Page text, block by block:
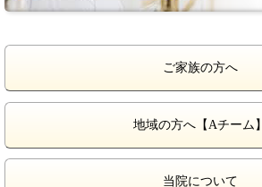
ご家族の方へ
地域の方へ【Aチーム】
当院について